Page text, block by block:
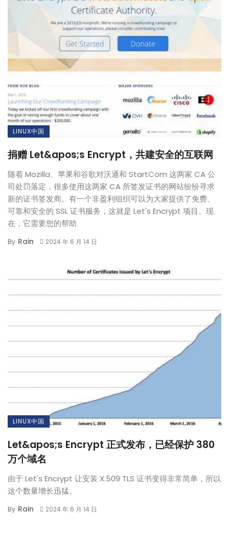
LINUX中国
捐赠 Let&apos;s Encrypt，共建安全的互联网
随着 Mozilla、苹果和谷歌对沃通和 StartCom 这两家 CA 公
司处罚落定，很多使用这两家 CA 所签发证书的网站纷纷寻求
新的证书签发商。有一个非盈利组织可以为大家提供了免费、
可靠和安全的 SSL 证书服务，这就是 Let's Encrypt 项目。现
在，它需要您的帮助
By Rain 2024 年 6 月 14 日
LINUX中国
Let&apos;s Encrypt 正式发布，已经保护 380
万个域名
由于 Let's Encrypt 让安装 X.509 TLS 证书变得非常简单，所以
这个数量增长迅猛。
By Rain 2024 年 6 月 14 日